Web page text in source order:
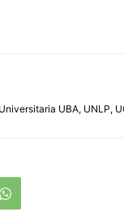
UBA, UNLP,